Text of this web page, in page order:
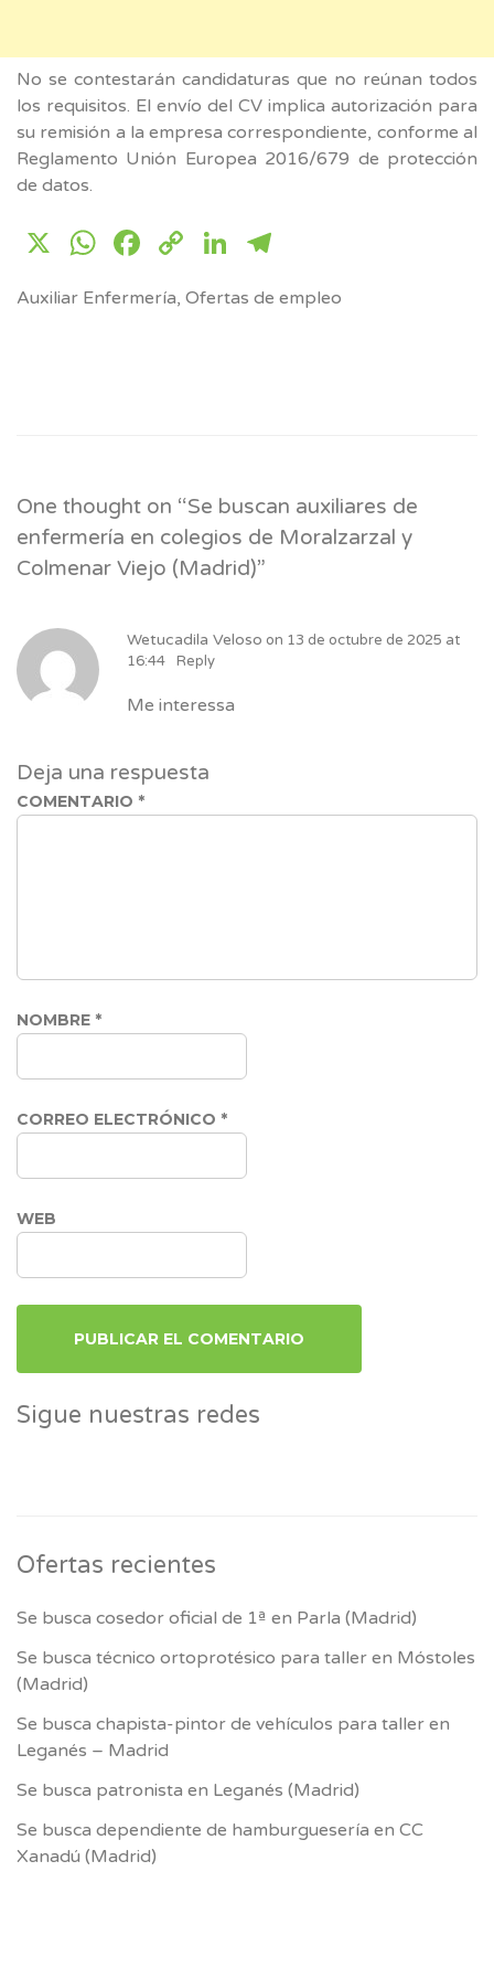
No se contestarán candidaturas que no reúnan todos
los requisitos. El envío del CV implica autorización para
su remisión a la empresa correspondiente, conforme al
Reglamento Unión Europea 2016/679 de protección
de datos.
X WhatsApp
Facebook
CopyLinkedIn
Auxiliar Enfermería, Ofertas de empleo
One thought on “Se buscan auxiliares de
enfermería en colegios de Moralzarzal y
Colmenar Viejo (Madrid)”
Wetucadila Veloso on 13 de octubre de 2025 at
16:44
Reply
Me interessa
Deja una respuesta
COMENTARIO *
NOMBRE *
CORREO ELECTRÓNICO *
WEB
Sigue nuestras redes
Ofertas recientes
Se busca cosedor oficial de 1ª en Parla (Madrid)
Se busca técnico ortoprotésico para taller en Móstoles
(Madrid)
Se busca chapista-pintor de vehículos para taller en
Leganés – Madrid
Se busca patronista en Leganés (Madrid)
Se busca dependiente de hamburguesería en CC
Xanadú (Madrid)